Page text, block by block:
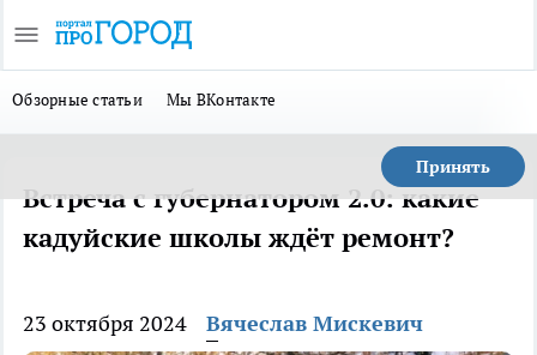
Обзорные статьи Мы ВКонтакте
Принять
Встреча с губернатором 2.0: какие
кадуйские школы ждёт ремонт?
23 октября 2024 Вячеслав Мискевич